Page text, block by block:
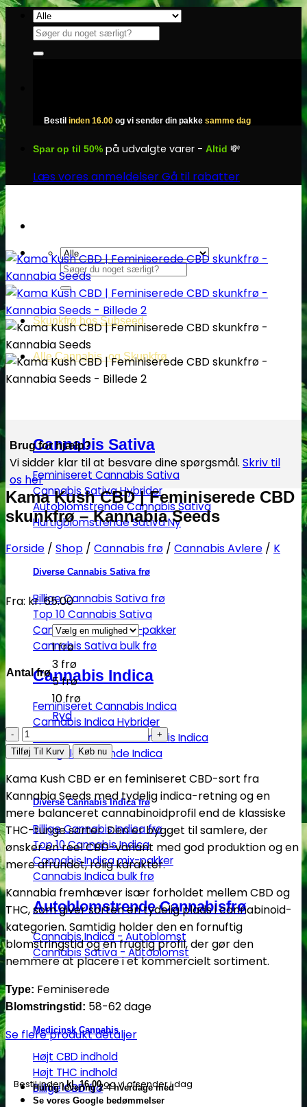
Fortsæt
indhold
Søg
efter:
Bestil inden 16.00 og vi sender din pakke samme dag
Spar op til 50% på udvalgte varer - Altid 💸
Læs vores anmeldelserGå til rabatter
Søg
efter:
Skunkfrø hos Subseed
Alle Cannabis -og Skunkfrø
Cannabis Sativa
Feminiseret Cannabis Sativa
Cannabis Sativa Hybrider
Autoblomstrende Cannabis Sativa
Hurtigblomstrende Sativa
Diverse Cannabis Sativa frø
Billige Cannabis Sativa frø
Top 10 Cannabis Sativa
Cannabis Sativa mix-pakker
Cannabis Sativa bulk frø
Cannabis Indica
Feminiseret Cannabis Indica
Cannabis Indica Hybrider
Autoblomstrende Cannabis Indica
Hurtigblomstrende Indica
Diverse Cannabis Indica frø
Billige Cannabis Indica frø
Top 10 Cannabis Indica
Cannabis Indica mix-pakker
Cannabis Indica bulk frø
Autoblomstrende Cannabisfrø
Cannabis Indica - Autoblomst
Cannabis Sativa - Autoblomst
Medicinsk Cannabis
Højt CBD indhold
Højt THC indhold
Billige CBD frø
Brug for hjælp?
Vi sidder klar til at besvare dine spørgsmål. Skriv til
os her
Kama Kush CBD | Feminiserede CBD
skunkfrø – Kannabia Seeds
Forside / Shop / Cannabis frø / Cannabis Avlere / K
Fra: kr.65.00
Antal frø
1 frø
3 frø
5 frø
10 frø
Ryd
Kama
Kush
|
Feminiserede
CBD
skunkfrø
-
Kannabia
Seeds
antal
Tilføj Til Kurv Køb nu
Kama Kush CBD er en feminiseret CBD-sort fra
Kannabia Seeds med tydelig indica-retning og en
mere balanceret cannabinoidprofil end de klassiske
THC-tunge sorter. Den er bygget til samlere, der
ønsker en reel CBD-variant med god produktion og en
mere afrundet, rolig karakter.
Kannabia fremhæver især forholdet mellem CBD og
THC, som giver sorten en tydelig plads i cannabinoid-
kategorien. Samtidig holder den en fornuftig
blomstringstid og en frugtig profil, der gør den
nemmere at placere i et kommercielt sortiment.
Type: Feminiserede
Blomstringstid: 58-62 dage
Se flere produkt detaljer
Bestil indenkl. 16.00og vi afsender i dag
Hurtig levering 2-4 hverdage med
Se vores Google bedømmelser